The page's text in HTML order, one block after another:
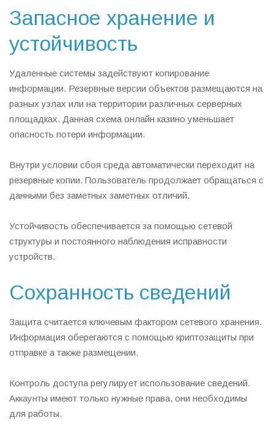
Запасное хранение и
устойчивость
Удаленные системы задействуют копирование
информации. Резервные версии объектов размещаются на
разных узлах или на территории различных серверных
площадках. Данная схема онлайн казино уменьшает
опасность потери информации.
Внутри условии сбоя среда автоматически переходит на
резервные копии. Пользователь продолжает обращаться с
данными без заметных заметных отличий.
Устойчивость обеспечивается за помощью сетевой
структуры и постоянного наблюдения исправности
устройств.
Сохранность сведений
Защита считается ключевым фактором сетевого хранения.
Информация оберегаются с помощью криптозащиты при
отправке а также размещении.
Контроль доступа регулирует использование сведений.
Аккаунты имеют только нужные права, они необходимы
для работы.